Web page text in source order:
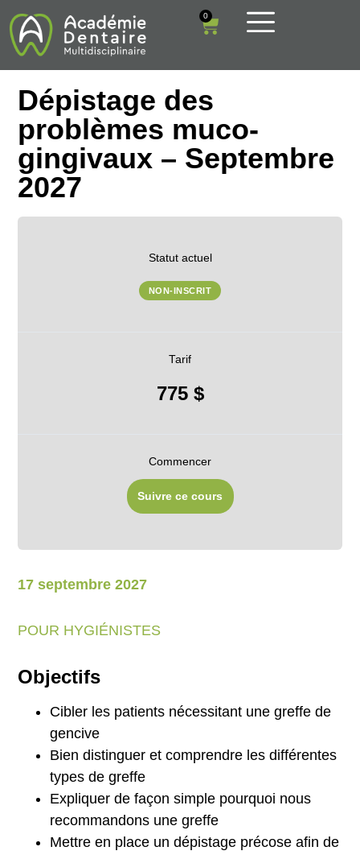
0
Dépistage des
problèmes muco-
gingivaux – Septembre
2027
Statut actuel
NON-INSCRIT
Tarif
775 $
Commencer
Suivre ce cours
17 septembre 2027
POUR HYGIÉNISTES
Objectifs
Cibler les patients nécessitant une greffe de
gencive
Bien distinguer et comprendre les différentes
types de greffe
Expliquer de façon simple pourquoi nous
recommandons une greffe
Mettre en place un dépistage précose afin de